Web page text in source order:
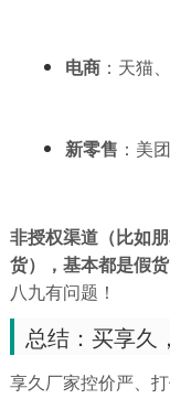
电商：天猫
新零售 ：美
非授权渠道（比如
货），基本都是假货
八九有问题！
总结：买享久
享久厂家控价严、